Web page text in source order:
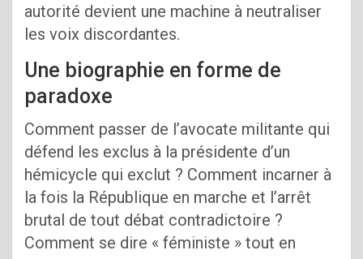
autorité devient une machine à neutraliser
les voix discordantes.
Une biographie en forme de
paradoxe
Comment passer de l’avocate militante qui
défend les exclus à la présidente d’un
hémicycle qui exclut ? Comment incarner à
la fois la République en marche et l’arrêt
brutal de tout débat contradictoire ?
Comment se dire « féministe » tout en